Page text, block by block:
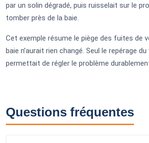
par un solin dégradé, puis ruisselait sur le
tomber près de la baie.
Cet exemple résume le piège des fuites de
baie n’aurait rien changé. Seul le repérage
permettait de régler le problème
Questions fréquentes